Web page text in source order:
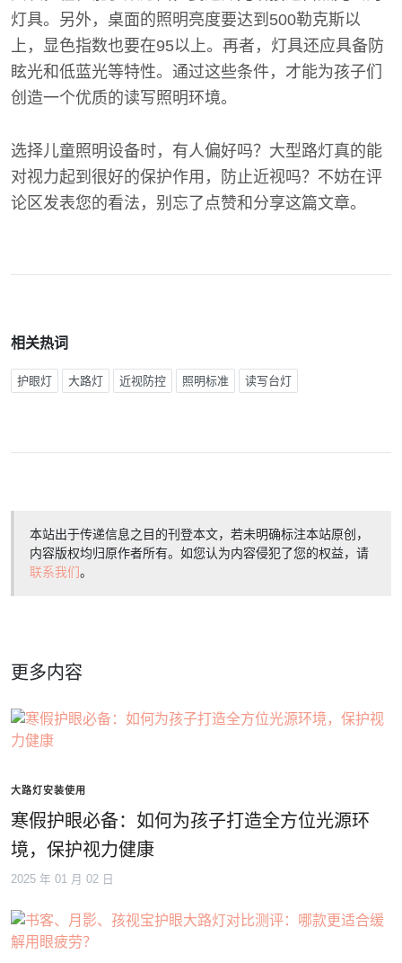
灯具。另外，桌面的照明亮度要达到500勒克斯以
上，显色指数也要在95以上。再者，灯具还应具备防
眩光和低蓝光等特性。通过这些条件，才能为孩子们
创造一个优质的读写照明环境。
选择儿童照明设备时，有人偏好吗？大型路灯真的能
对视力起到很好的保护作用，防止近视吗？不妨在评
论区发表您的看法，别忘了点赞和分享这篇文章。
相关热词
护眼灯 大路灯 近视防控 照明标准 读写台灯
本站出于传递信息之目的刊登本文，若未明确标注本站原创，
内容版权均归原作者所有。如您认为内容侵犯了您的权益，请
联系我们。
更多内容
大路灯安装使用
寒假护眼必备：如何为孩子打造全方位光源环
境，保护视力健康
2025 年 01 月 02 日